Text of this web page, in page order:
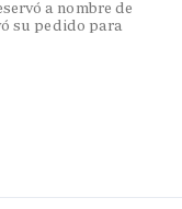
a nombre de
su pedido para